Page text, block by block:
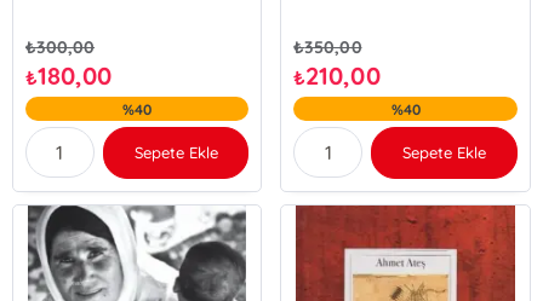
₺300,00
₺180,00
%40
Sepete Ekle
₺350,00
₺210,00
%40
Sepete Ekle